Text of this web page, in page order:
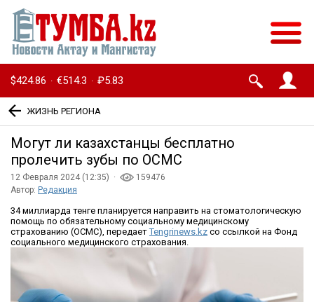
$424.86 · €514.3 · ₽5.83
ЖИЗНЬ РЕГИОНА
Могут ли казахстанцы бесплатно
пролечить зубы по ОСМС
12 Февраля 2024 (12:35) ·
159476
Автор: Редакция
34 миллиарда тенге планируется направить на стоматологическую
помощь по обязательному социальному медицинскому
страхованию (ОСМС), передаетTengrinews.kz со ссылкой на Фонд
социального медицинского страхования.